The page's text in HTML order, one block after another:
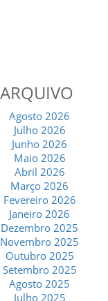
ARQUIVO
Agosto 2026
Julho 2026
Junho 2026
Maio 2026
Abril 2026
Março 2026
Fevereiro 2026
Janeiro 2026
Dezembro 2025
Novembro 2025
Outubro 2025
Setembro 2025
Agosto 2025
Julho 2025